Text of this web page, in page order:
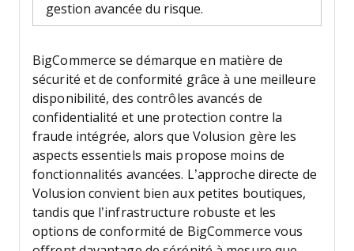
gestion avancée du risque.
BigCommerce se démarque en matière de
sécurité et de conformité grâce à une meilleure
disponibilité, des contrôles avancés de
confidentialité et une protection contre la
fraude intégrée, alors que Volusion gère les
aspects essentiels mais propose moins de
fonctionnalités avancées. L’approche directe de
Volusion convient bien aux petites boutiques,
tandis que l’infrastructure robuste et les
options de conformité de BigCommerce vous